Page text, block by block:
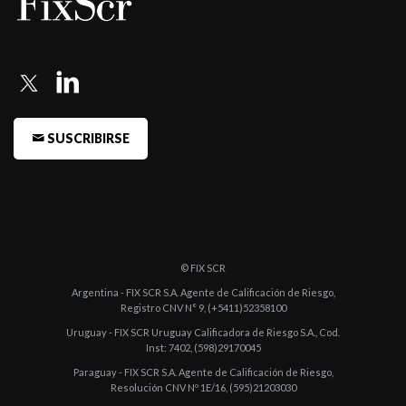
Endeudamiento de Cort ...
Corto Plazo d ...
Plazo de Ban ...
Fitch confirma en "A3(arg)" la calificación de Endeudamiento de
Fitch confirma la calificación de Endeudamiento de Corto Plazo
SUSCRIBIRSE
© FIX SCR
Argentina - FIX SCR S.A. Agente de Calificación de Riesgo,
Registro CNV N° 9, (+5411)52358100
Uruguay - FIX SCR Uruguay Calificadora de Riesgo S.A., Cod.
Inst: 7402, (598)29170045
Paraguay - FIX SCR S.A. Agente de Calificación de Riesgo,
Resolución CNV Nº 1E/16, (595)21203030